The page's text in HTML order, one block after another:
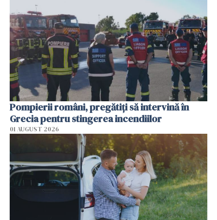
Pompierii români, pregătiţi să intervină în
Grecia pentru stingerea incendiilor
01 AUGUST 2026